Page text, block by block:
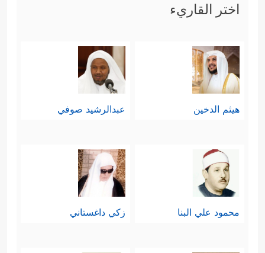
وصراع حتمي على الأرض﴿فِئَةࣱ تُقَـٰتِلُ فِی
سَبِیلِ ٱللَّهِ وَأُخۡرَىٰ ﴾
﴿لَّا یَتَّخِذِ ٱلۡمُؤۡمِنُونَ ٱلۡكَـٰفِرِینَ
ٱللَّهِ فِی شَیۡءٍ﴾
اختر القاريء
هيثم الدخين عبدالرشيد صوفي
محمود علي البنا زكي داغستاني